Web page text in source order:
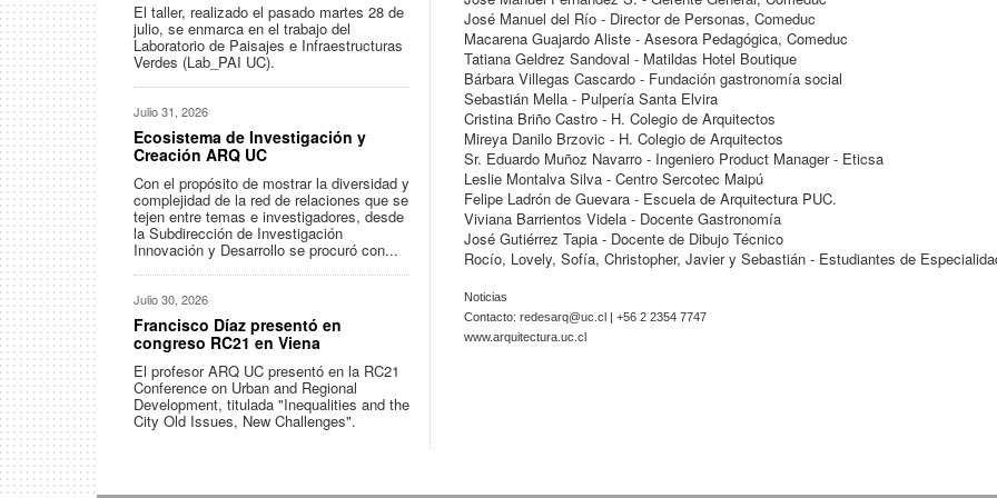
José Manuel del Río - Director de Personas, Comeduc
Macarena Guajardo Aliste - Asesora Pedagógica, Comeduc
Tatiana Geldrez Sandoval - Matildas Hotel Boutique
Bárbara Villegas Cascardo - Fundación gastronomía social
Sebastián Mella - Pulpería Santa Elvira
Cristina Briño Castro - H. Colegio de Arquitectos
Mireya Danilo Brzovic - H. Colegio de Arquitectos
Sr. Eduardo Muñoz Navarro - Ingeniero Product Manager - Eticsa
Leslie Montalva Silva - Centro Sercotec Maipú
Felipe Ladrón de Guevara - Escuela de Arquitectura PUC.
Viviana Barrientos Videla - Docente Gastronomía
José Gutiérrez Tapia - Docente de Dibujo Técnico
Rocío, Lovely, Sofía, Christopher, Javier y Sebastián - Estudiantes de
Noticias
Contacto: redesarq@uc.cl | +56 2 2354 7747
www.arquitectura.uc.cl
El taller, realizado el pasado martes 28 de
julio, se enmarca en el trabajo del
Laboratorio de Paisajes e Infraestructuras
Verdes (Lab_PAI UC).
Julio 31, 2026
Ecosistema de Investigación y
Creación ARQ UC
Con el propósito de mostrar la diversidad y
complejidad de la red de relaciones que se
tejen entre temas e investigadores, desde
la Subdirección de Investigación
Innovación y Desarrollo se procuró con...
Julio 30, 2026
Francisco Díaz presentó en
congreso RC21 en Viena
El profesor ARQ UC presentó en la RC21
Conference on Urban and Regional
Development, titulada "Inequalities and the
City Old Issues, New Challenges".